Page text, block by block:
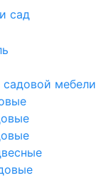
сад
мебели